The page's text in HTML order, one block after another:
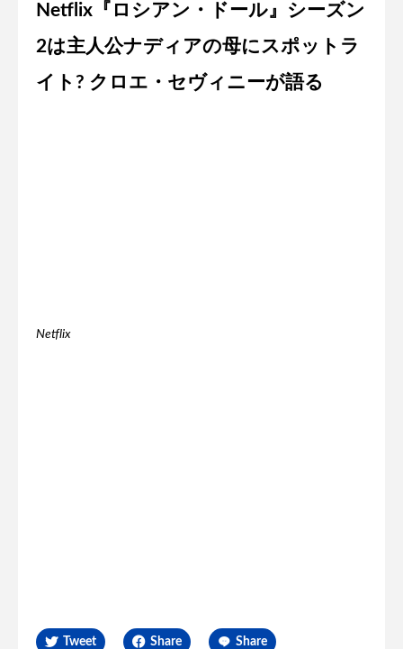
Netflix『ロシアン・ドール』シーズン
2は主人公ナディアの母にスポットラ
イト? クロエ・セヴィニーが語る
Netflix
Tweet Share Share